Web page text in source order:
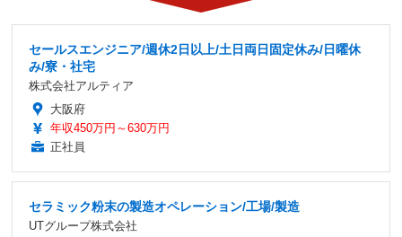
セールスエンジニア/週休2日以上/土日両日固定休み/日曜休
み/寮・社宅
株式会社アルティア
大阪府
年収450万円～630万円
正社員
セラミック粉末の製造オペレーション/工場/製造
UTグループ株式会社